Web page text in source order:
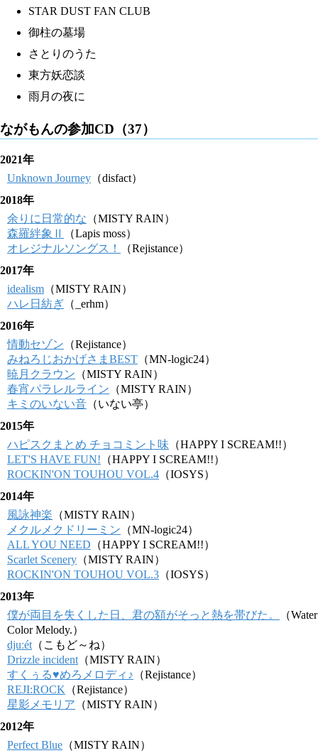
STAR DUST FAN CLUB
御柱の墓場
さとりのうた
東方妖恋談
雨月の夜に
ながもんの参加CD（37）
2021年
Unknown Journey （disfact）
2018年
余りに日常的な （MISTY RAIN）
森羅絆象Ⅱ
（Lapis moss）
オレジナルソングス！
（Rejistance）
2017年
idealism （MISTY RAIN）
ハレ日紡ぎ （_erhm）
2016年
情動セゾン （Rejistance）
みねろじおかげさまBEST （MN-logic24）
暁月クラウン （MISTY RAIN）
春宵パラレルライン （MISTY RAIN）
キミのいない音 （いない亭）
2015年
ハピスクまとめ チョコミント味 （HAPPY I SCREAM!!）
LET'S HAVE FUN! （HAPPY I SCREAM!!）
ROCKIN'ON TOUHOU VOL.4 （IOSYS）
2014年
風詠神楽 （MISTY RAIN）
メクルメクドリーミン （MN-logic24）
ALL YOU NEED （HAPPY I SCREAM!!）
Scarlet Scenery （MISTY RAIN）
ROCKIN'ON TOUHOU VOL.3 （IOSYS）
2013年
僕が両目を失くした日、君の額がそっと熱を帯びた。
（Water
Color Melody.）
djuːét （こもど～ね）
Drizzle incident （MISTY RAIN）
すくぅる♥めろメロディ♪ （Rejistance）
REJI:ROCK （Rejistance）
星影メモリア （MISTY RAIN）
2012年
Perfect Blue （MISTY RAIN）